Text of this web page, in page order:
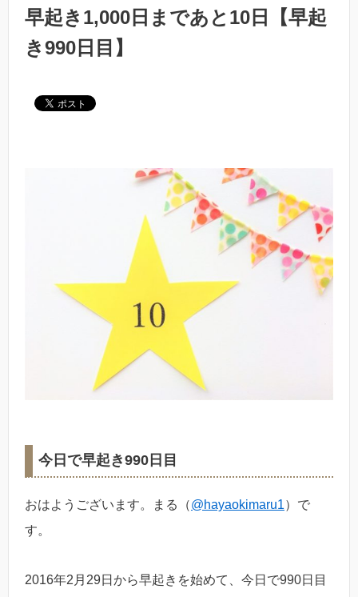
早起き1,000日まであと10日【早起
き990日目】
今日で早起き990日目
おはようございます。まる（@hayaokimaru1）で
す。
2016年2月29日から早起きを始めて、今日で990日目